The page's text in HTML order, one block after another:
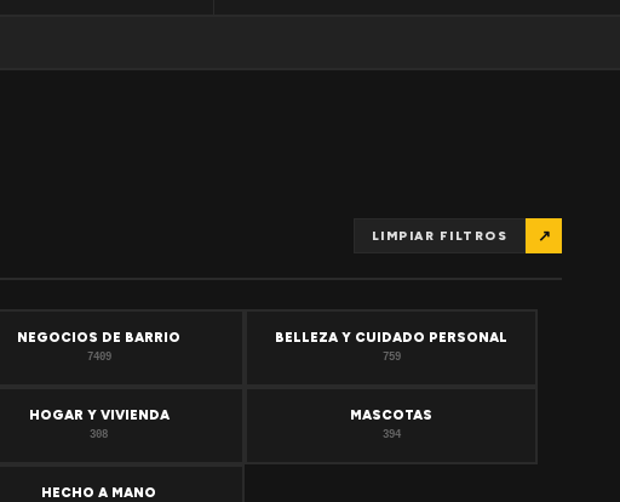
LIMPIAR FILTROS ↗
NEGOCIOS DE BARRIO
7409
BELLEZA Y CUIDADO PERSONAL
759
HOGAR Y VIVIENDA
308
MASCOTAS
394
HECHO A MANO